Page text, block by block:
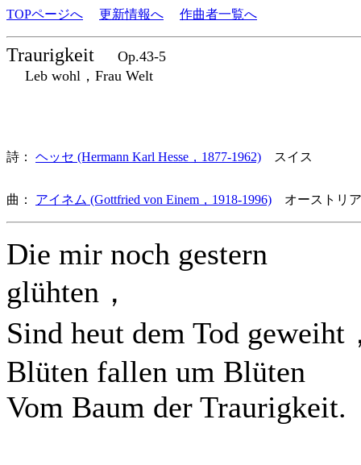
TOPページへ 更新情報へ 作曲者一覧へ
Traurigkeit
Op.43-5
Leb wohl，Frau Welt
詩： ヘッセ (Hermann Karl Hesse，1877-1962) スイス
曲： アイネム (Gottfried von Einem，1918-1996) オーストリ
Die mir noch gestern
glühten，
Sind heut dem Tod geweiht
Blüten fallen um Blüten
Vom Baum der Traurigkeit.